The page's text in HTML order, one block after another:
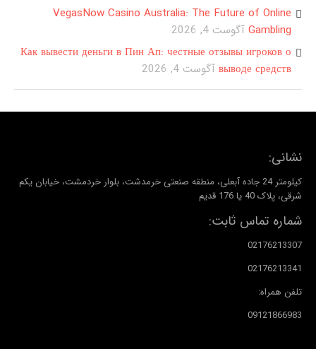
VegasNow Casino Australia: The Future of Online
Gambling آگوست 4, 2026
Как вывести деньги в Пин Ап: честные отзывы игроков о
выводе средств آگوست 4, 2026
نشانی:
کیلومتر 24 جاده آبعلی، منطقه صنعتی خرمدشت، بلوار خردمشت، خیابان یکم
شرقی، پلاک 40 یا 176 قدیم
شماره تماس ثابت:
02176213307
02176213341
تلفن همراه:
09121866983